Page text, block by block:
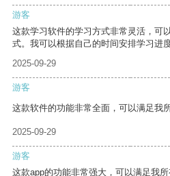
游客
这款学习软件的学习方式非常灵活，可
式。我可以根据自己的时间安排学习进度
2025-09-29
游客
这款软件的功能非常全面，可以满足我
2025-09-29
游客
这款app的功能非常强大，可以满足我